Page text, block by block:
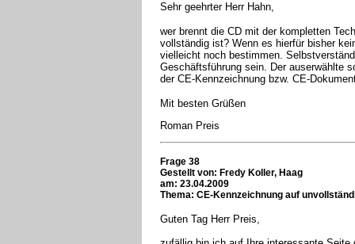
Sehr geehrter Herr Hahn,
wer brennt die CD mit der kompletten
vollständig ist? Wenn es hierfür bisher
vielleicht noch bestimmen.
Geschäftsführung sein. Der auserwählte
der CE-Kennzeichnung bzw. CE-
Mit besten Grüßen
Roman Preis
Frage 38
Gestellt von: Fredy Koller, Haag
am: 23.04.2009
Thema: CE-Kennzeichnung auf
Guten Tag Herr Preis,